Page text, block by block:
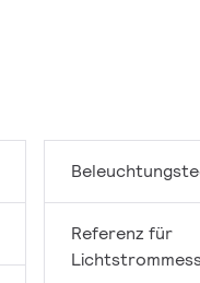
Referenz für